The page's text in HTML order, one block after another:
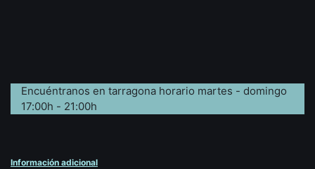
Encuéntranos en tarragona horario martes - domingo
17:00h - 21:00h
Información adicional